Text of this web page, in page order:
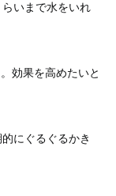
いまで水をいれ
効果を高めたいと
にぐるぐるかき